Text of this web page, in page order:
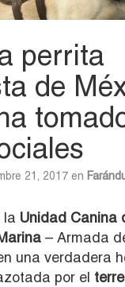
perrita
de
21, 2017 en
la Unidad Canina
– Armada
una verdadera
por el